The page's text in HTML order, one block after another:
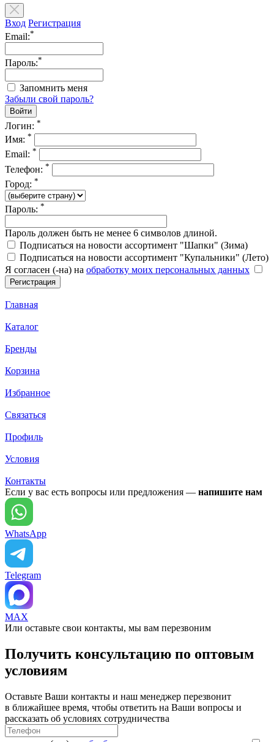
Вход Регистрация
Email:*
Пароль:*
Запомнить меня
Забыли свой пароль?
Логин: *
Имя: *
Email: *
Телефон: *
Город: *
Пароль: *
Пароль должен быть не менее 6 символов длиной.
Подписаться на новости ассортимент "Шапки" (Зима)
Подписаться на новости ассортимент "Купальники" (Лето)
Я согласен (-на) на обработку моих персональных данных
Главная
Каталог
Бренды
Корзина
Избранное
Связаться
Профиль
Условия
Контакты
Если у вас есть вопросы или предложения — напишите нам
WhatsApp
Telegram
MAX
Или оставьте свои контакты, мы вам перезвоним
Получить консультацию по оптовым
условиям
Оставьте Ваши контакты и наш менеджер перезвонит
в ближайшее время, чтобы ответить на Ваши вопросы и
рассказать об условиях сотрудничества